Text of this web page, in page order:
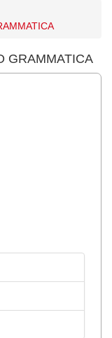
GRAMMATICA